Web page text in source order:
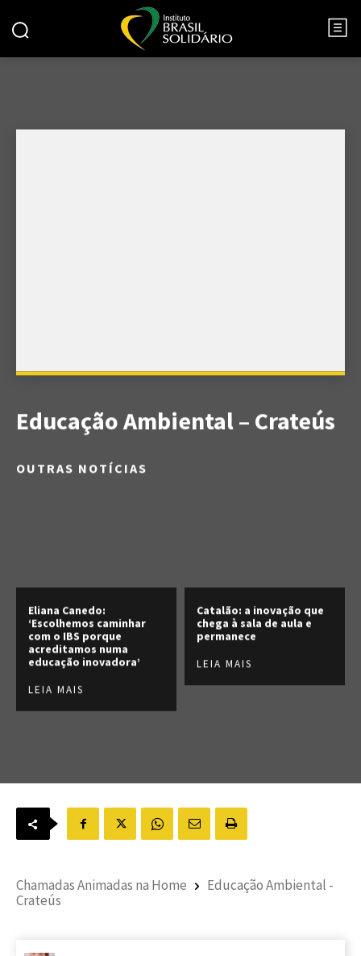
Educação Ambiental – Crateús
OUTRAS NOTÍCIAS
Eliana Canedo:
‘Escolhemos caminhar
com o IBS porque
acreditamos numa
educação inovadora’
LEIA MAIS
Catalão: a inovação que
chega à sala de aula e
permanece
LEIA MAIS
Chamadas Animadas na Home
Educação Ambiental -
Crateús